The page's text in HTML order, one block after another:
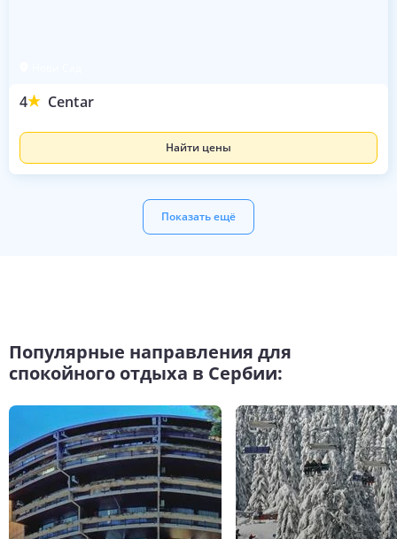
4 Centar
Найти цены
Показать ещё
Популярные направления для
спокойного отдыха в Сербии: